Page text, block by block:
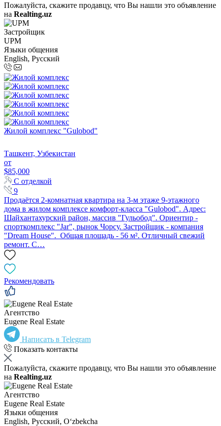
Пожалуйста, скажите продавцу, что Вы нашли это объявление
на Realting.uz
Застройщик
UPM
Языки общения
English, Русский
Жилой комплекс "Gulobod"
Ташкент, Узбекистан
от
$85,000
С отделкой
9
Продаётся 2-комнатная квартира на 3-м этаже 9-этажного
дома в жилом комплексе комфорт-класса "Gulobod". Адрес:
Шайхантахурский район, массив "Гульобод". Ориентир -
спорткомплекс "Jar", рынок Чорсу. Застройщик - компания
"Dream House". Общая площадь - 56 м². Отличный свежий
ремонт. С…
Рекомендовать
Агентство
Eugene Real Estate
Написать в Telegram
Показать контакты
Пожалуйста, скажите продавцу, что Вы нашли это объявление
на Realting.uz
Агентство
Eugene Real Estate
Языки общения
English, Русский, Oʻzbekcha